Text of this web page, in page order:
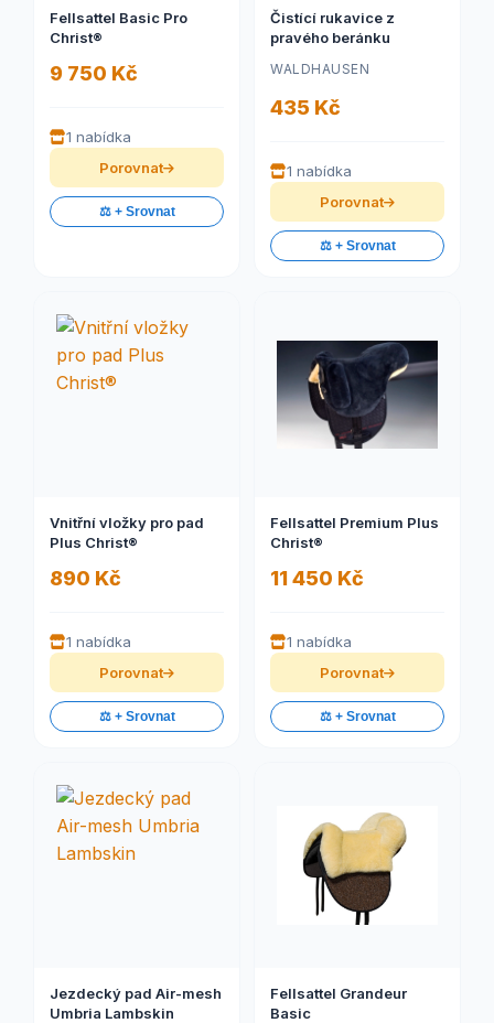
Fellsattel Basic Pro
Christ®
9 750 Kč
1 nabídka
Porovnat
⚖️ + Srovnat
Čistící rukavice z
pravého beránku
WALDHAUSEN
435 Kč
1 nabídka
Porovnat
⚖️ + Srovnat
Vnitřní vložky pro pad
Plus Christ®
890 Kč
1 nabídka
Porovnat
⚖️ + Srovnat
Fellsattel Premium Plus
Christ®
11 450 Kč
1 nabídka
Porovnat
⚖️ + Srovnat
Jezdecký pad Air-mesh
Umbria Lambskin
Fellsattel Grandeur
Basic